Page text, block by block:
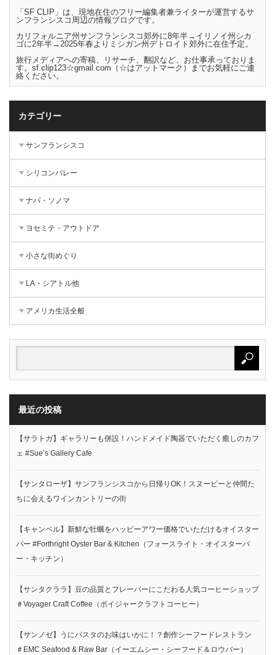
「SF CLIP」は、現地在住のフリー編集者兼ライターが運営するサ
ンフランシスコ周辺の情報ブログです。
カリフォルニア州サンフランシスコ郊外に8年半→イリノイ州シカ
ゴに2年半→2025年春よりミシガン州デトロイト郊外に在住予定。
旅行メディアへの寄稿、リサーチ、翻訳など、お仕事承っておりま
す。sf.clip123☆gmail.com（☆はアットマーク）までお気軽にご連
絡ください。
カテゴリー
サンフランシスコ
シリコンバレー
ナパ・ソノマ
ヨセミテ・アウトドア
小さな街めぐり
LA・シアトル他
アメリカ生活全般
最近の投稿
【サラトガ】ギャラリーも併設！ハンドメイド陶器でいただく癒しのカフ
ェ #Sue’s Gallery Cafe
【サンタローザ】サンフランシスコから日帰りOK！スヌーピーと仲間た
ちに会えるワインカントリーの街
【キャンベル】新鮮な牡蠣をハッピーアワー価格でいただけるオイスター
バー #Forthright Oyster Bar & Kitchen（フォースライト・オイスターバ
ー・キッチン）
【サンタクララ】豆の品質とフレーバーにこだわる人気コーヒーショップ
＃Voyager Craft Coffee（ボイジャークラフトコーヒー）
【サンノゼ】うにパスタのお味はいかに！？創作シーフードレストラン
＃EMC Seafood & Raw Bar（イーエムシー・シーフード＆ロウバー）